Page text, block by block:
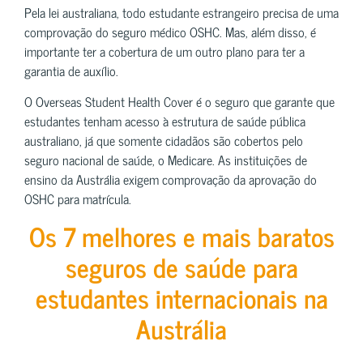
Pela lei australiana, todo estudante estrangeiro precisa de uma
comprovação do seguro médico OSHC. Mas, além disso, é
importante ter a cobertura de um outro plano para ter a
garantia de auxílio.
O Overseas Student Health Cover é o seguro que garante que
estudantes tenham acesso à estrutura de saúde pública
australiano, já que somente cidadãos são cobertos pelo
seguro nacional de saúde, o Medicare. As instituições de
ensino da Austrália exigem comprovação da aprovação do
OSHC para matrícula.
Os 7 melhores e mais baratos
seguros de saúde para
estudantes internacionais na
Austrália